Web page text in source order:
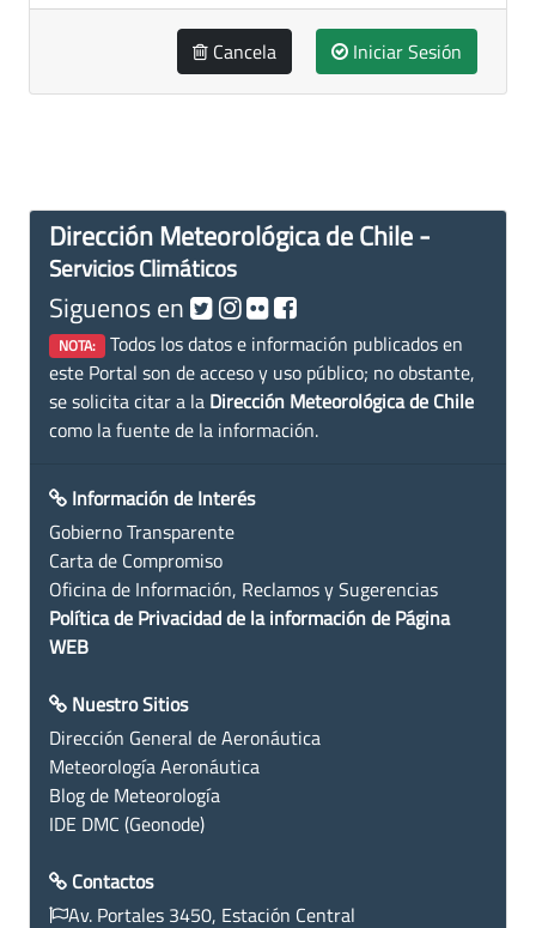
Cancela Iniciar Sesión
Dirección Meteorológica de Chile -
Servicios Climáticos
Siguenos en
NOTA: Todos los datos e información publicados en
este Portal son de acceso y uso público; no obstante,
se solicita citar a la Dirección Meteorológica de Chile
como la fuente de la información.
Información de Interés
Gobierno Transparente
Carta de Compromiso
Oficina de Información, Reclamos y Sugerencias
Política de Privacidad de la información de Página
WEB
Nuestro Sitios
Dirección General de Aeronáutica
Meteorología Aeronáutica
Blog de Meteorología
IDE DMC (Geonode)
Contactos
Av. Portales 3450, Estación Central